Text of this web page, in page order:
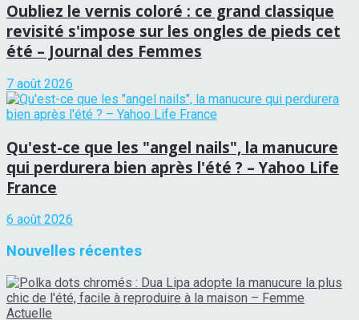
Oubliez le vernis coloré : ce grand classique
revisité s'impose sur les ongles de pieds cet
été – Journal des Femmes
7 août 2026
Qu'est-ce que les "angel nails", la manucure
qui perdurera bien après l'été ? – Yahoo Life
France
6 août 2026
Nouvelles récentes